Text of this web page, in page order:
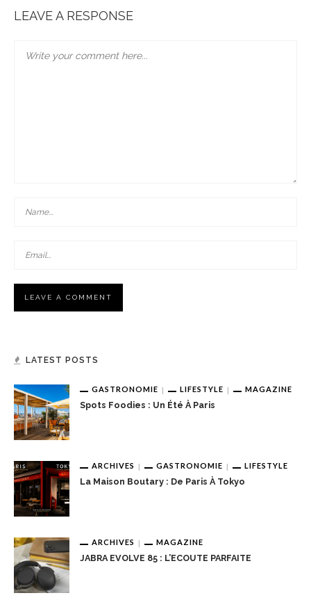
LEAVE A RESPONSE
LATEST POSTS
GASTRONOMIE LIFESTYLE MAGAZINE
Spots Foodies : Un Été À Paris
ARCHIVES GASTRONOMIE LIFESTYLE
La Maison Boutary : De Paris À Tokyo
ARCHIVES MAGAZINE
JABRA EVOLVE 85 : L’ECOUTE PARFAITE